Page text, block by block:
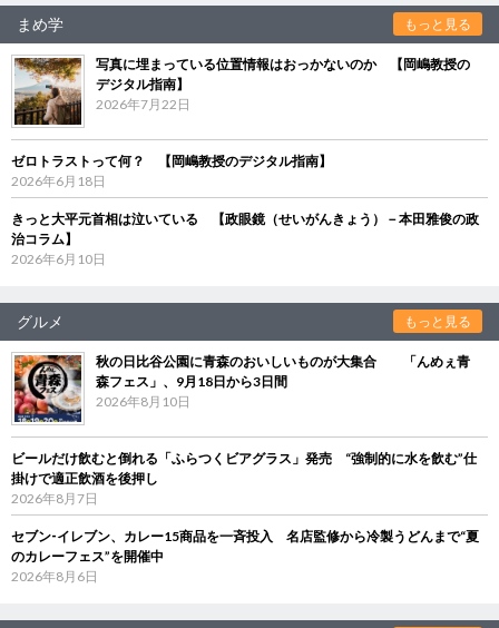
まめ学 もっと見る
写真に埋まっている位置情報はおっかないのか 【岡嶋教授の
デジタル指南】
2026年7月22日
ゼロトラストって何？ 【岡嶋教授のデジタル指南】
2026年6月18日
きっと大平元首相は泣いている 【政眼鏡（せいがんきょう）－本田雅俊の政
治コラム】
2026年6月10日
グルメ もっと見る
秋の日比谷公園に青森のおいしいものが大集合 「んめぇ青
森フェス」、9月18日から3日間
2026年8月10日
ビールだけ飲むと倒れる「ふらつくビアグラス」発売 “強制的に水を飲む”仕
掛けで適正飲酒を後押し
2026年8月7日
セブン‐イレブン、カレー15商品を一斉投入 名店監修から冷製うどんまで“夏
のカレーフェス”を開催中
2026年8月6日